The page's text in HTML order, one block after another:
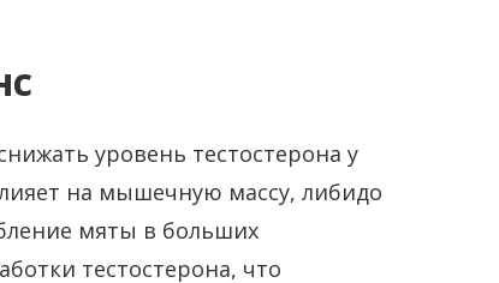
уровень тестостерона у
на мышечную массу, либидо
мяты в больших
тестостерона, что